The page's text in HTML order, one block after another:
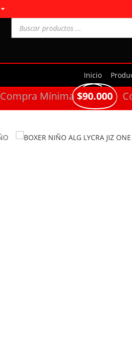
Inicio
Compra Mínima$90.000